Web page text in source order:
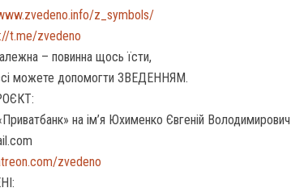
z_symbols/
t.me/zvedeno
– повинна щось їсти,
можете допомогти ЗВЕДЕННЯМ.
на ім’я Юхименко Євгеній Володимирович
zvedeno